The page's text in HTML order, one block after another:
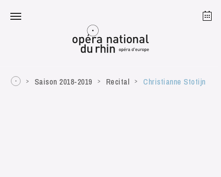
Strasbourg
Saison 2018-2019 Recital Christianne Stotijn